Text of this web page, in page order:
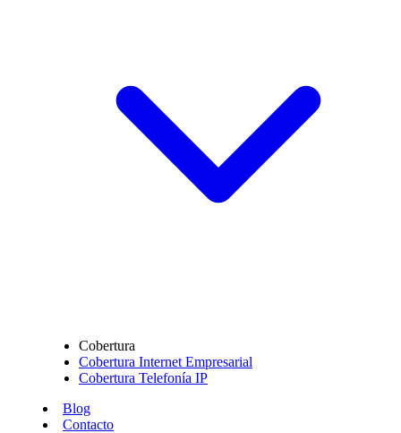
Cobertura
Cobertura Internet Empresarial
Cobertura Telefonía IP
Blog
Contacto